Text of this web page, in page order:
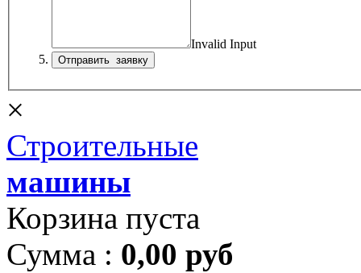
Invalid Input
×
Строительные
машины
Корзина пуста
Сумма : 0,00 руб